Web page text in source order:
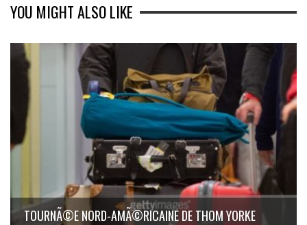
YOU MIGHT ALSO LIKE
TOURNÃ©E NORD-AMÃ©RICAINE DE THOM YORKE